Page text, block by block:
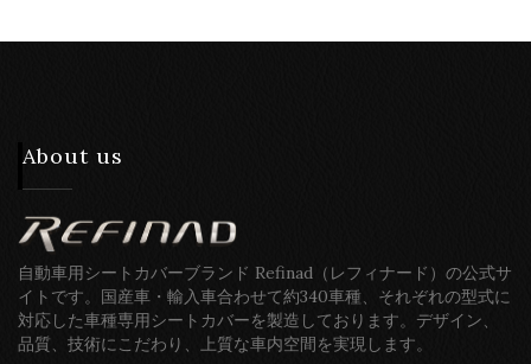
About us
自動車用シートカバーブランド Refinad（レフィナード）の公式サ
イトです。国産車・輸入車合わせて約340車種、それぞれの型式に
対応した車種専用シートカバーを製造しております。デザイン、
品質、技術にこだわり、上質な車内空間を実現します。